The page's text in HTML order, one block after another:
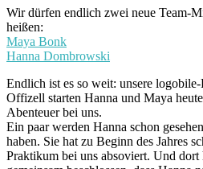
Wir dürfen endlich zwei neue Team-
heißen:
Maya Bonk
Hanna Dombrowski
Endlich ist es so weit: unsere
Offizell starten Hanna und Maya
Abenteuer bei uns.
Ein paar werden Hanna schon
haben. Sie hat zu Beginn des Jahres
Praktikum bei uns absoviert. Und dort